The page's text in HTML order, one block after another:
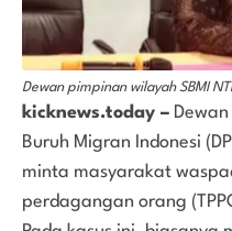
Dewan pimpinan wilayah SBMI
kicknews.today –
Buruh Migran Indonesi
minta masyarakat
perdagangan orang